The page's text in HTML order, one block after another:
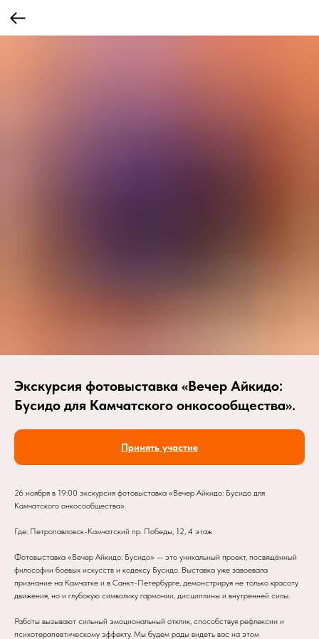
Экскурсия фотовыставка «Вечер Айкидо:
Бусидо для Камчатского онкосообщества».
Принять участие
26 ноября в 19:00 экскурсия фотовыставка «Вечер Айкидо: Бусидо для
Камчатского онкосообщества».
Где: Петропавловск-Камчатский пр. Победы, 12, 4 этаж
Фотовыставка «Вечер Айкидо: Бусидо» — это уникальный проект, посвящённый
философии боевых искусств и кодексу Бусидо. Выставка уже завоевала
признание на Камчатке и в Санкт-Петербурге, демонстрируя не только красоту
движения, но и глубокую символику гармонии, дисциплины и внутренней силы.
Работы вызывают сильный эмоциональный отклик, способствуя рефлексии и
психотерапевтическому эффекту. Мы будем рады видеть вас на этом